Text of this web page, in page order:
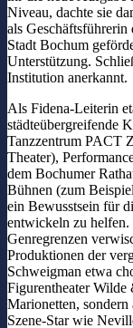
Niveau, dachte sie
als
Stadt Bochum
Unterstützung.
Institution anerkannt.
Als Fidena-Leiterin
städteübergreifende
Tanzzentrum PACT
Theater),
dem Bochumer
Bühnen (zum
ein Bewusstsein für
entwickeln zu
Genregrenzen
Produktionen der
Schweigman etwa
Figurentheater
Marionetten, sondern
Szene-Star wie